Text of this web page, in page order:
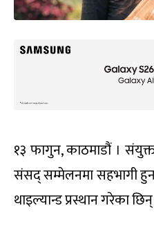
१३ फागुन, काठमाडौं । संयुक्त
संसद् सम्मेलनमा सहभागी हुन
थाइल्यान्ड प्रस्थान गरेका